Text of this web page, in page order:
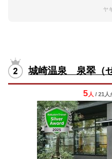
ヤ
城崎温泉 泉翠（せ
5 人 / 21人